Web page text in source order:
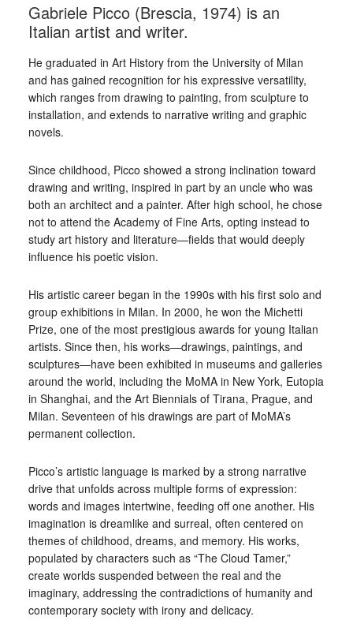
Gabriele Picco (Brescia, 1974) is an
Italian artist and writer.
He graduated in Art History from the University of Milan
and has gained recognition for his expressive versatility,
which ranges from drawing to painting, from sculpture to
installation, and extends to narrative writing and graphic
novels.
Since childhood, Picco showed a strong inclination toward
drawing and writing, inspired in part by an uncle who was
both an architect and a painter. After high school, he chose
not to attend the Academy of Fine Arts, opting instead to
study art history and literature—fields that would deeply
influence his poetic vision.
His artistic career began in the 1990s with his first solo and
group exhibitions in Milan. In 2000, he won the Michetti
Prize, one of the most prestigious awards for young Italian
artists. Since then, his works—drawings, paintings, and
sculptures—have been exhibited in museums and galleries
around the world, including the MoMA in New York, Eutopia
in Shanghai, and the Art Biennials of Tirana, Prague, and
Milan. Seventeen of his drawings are part of MoMA’s
permanent collection.
Picco’s artistic language is marked by a strong narrative
drive that unfolds across multiple forms of expression:
words and images intertwine, feeding off one another. His
imagination is dreamlike and surreal, often centered on
themes of childhood, dreams, and memory. His works,
populated by characters such as “The Cloud Tamer,”
create worlds suspended between the real and the
imaginary, addressing the contradictions of humanity and
contemporary society with irony and delicacy.